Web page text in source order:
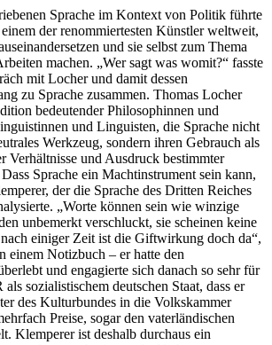
Sprache im Kontext von Politik führte
der renommiertesten Künstler weltweit,
und sie selbst zum Thema
machen. „Wer sagt was womit?“ fasste
mit Locher und damit dessen
zu Sprache zusammen. Thomas Locher
bedeutender Philosophinnen und
und Linguisten, die Sprache nicht
Werkzeug, sondern ihren Gebrauch als
Verhältnisse und Ausdruck bestimmter
Sprache ein Machtinstrument sein kann,
der die Sprache des Dritten Reiches
„Worte können sein wie winzige
unbemerkt verschluckt, sie scheinen keine
einiger Zeit ist die Giftwirkung doch da“,
einem Notizbuch – er hatte den
und engagierte sich danach so sehr für
sozialistischem deutschen Staat, dass er
des Kulturbundes in die Volkskammer
Preise, sogar den vaterländischen
Klemperer ist deshalb durchaus ein